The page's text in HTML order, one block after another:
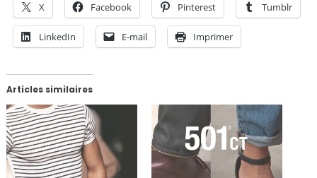
X Facebook Pinterest Tumblr
LinkedIn E-mail Imprimer
Articles similaires